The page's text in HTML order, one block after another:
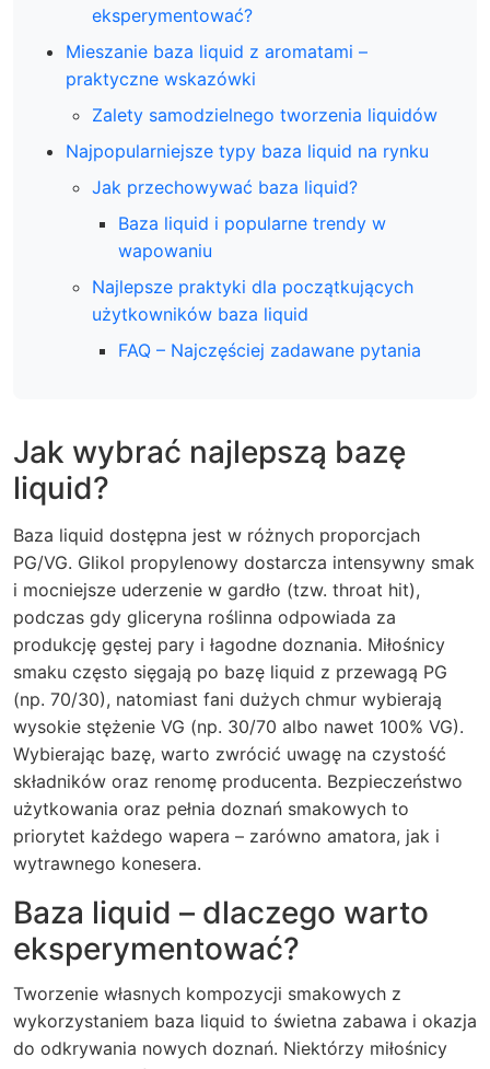
eksperymentować?
Mieszanie baza liquid z aromatami –
praktyczne wskazówki
Zalety samodzielnego tworzenia liquidów
Najpopularniejsze typy baza liquid na rynku
Jak przechowywać baza liquid?
Baza liquid i popularne trendy w
wapowaniu
Najlepsze praktyki dla początkujących
użytkowników baza liquid
FAQ – Najczęściej zadawane pytania
Jak wybrać najlepszą bazę
liquid?
Baza liquid dostępna jest w różnych proporcjach
PG/VG. Glikol propylenowy dostarcza intensywny smak
i mocniejsze uderzenie w gardło (tzw. throat hit),
podczas gdy gliceryna roślinna odpowiada za
produkcję gęstej pary i łagodne doznania. Miłośnicy
smaku często sięgają po bazę liquid z przewagą PG
(np. 70/30), natomiast fani dużych chmur wybierają
wysokie stężenie VG (np. 30/70 albo nawet 100% VG).
Wybierając bazę, warto zwrócić uwagę na czystość
składników oraz renomę producenta. Bezpieczeństwo
użytkowania oraz pełnia doznań smakowych to
priorytet każdego wapera – zarówno amatora, jak i
wytrawnego konesera.
Baza liquid – dlaczego warto
eksperymentować?
Tworzenie własnych kompozycji smakowych z
wykorzystaniem baza liquid to świetna zabawa i okazja
do odkrywania nowych doznań. Niektórzy miłośnicy